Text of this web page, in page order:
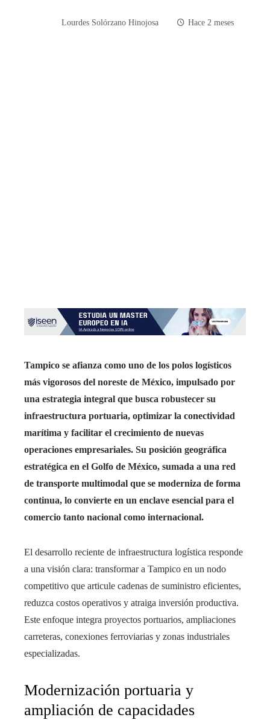
Lourdes Solórzano Hinojosa Hace 2 meses
Tampico se afianza como uno de los polos logísticos
más vigorosos del noreste de México, impulsado por
una estrategia integral que busca robustecer su
infraestructura portuaria, optimizar la conectividad
marítima y facilitar el crecimiento de nuevas
operaciones empresariales. Su posición geográfica
estratégica en el Golfo de México, sumada a una red
de transporte multimodal que se moderniza de forma
continua, lo convierte en un enclave esencial para el
comercio tanto nacional como internacional.
El desarrollo reciente de infraestructura logística responde
a una visión clara: transformar a Tampico en un nodo
competitivo que articule cadenas de suministro eficientes,
reduzca costos operativos y atraiga inversión productiva.
Este enfoque integra proyectos portuarios, ampliaciones
carreteras, conexiones ferroviarias y zonas industriales
especializadas.
Modernización portuaria y
ampliación de capacidades